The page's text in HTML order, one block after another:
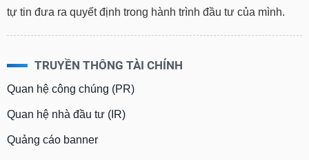
tự tin đưa ra quyết định trong hành trình đầu tư của mình.
TRUYỀN THÔNG TÀI CHÍNH
Quan hệ công chúng (PR)
Quan hệ nhà đầu tư (IR)
Quảng cáo banner